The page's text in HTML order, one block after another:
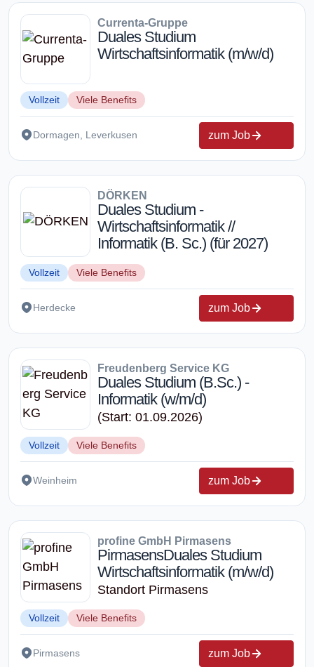
Currenta-Gruppe
Duales Studium
Wirtschaftsinformatik (m/w/d)
Vollzeit Viele Benefits
Dormagen, Leverkusen zum Job
DÖRKEN
Duales Studium -
Wirtschaftsinformatik //
Informatik (B. Sc.) (für 2027)
Vollzeit Viele Benefits
Herdecke zum Job
Freudenberg Service KG
Duales Studium (B.Sc.) -
Informatik (w/m/d)
(Start: 01.09.2026)
Vollzeit Viele Benefits
Weinheim zum Job
profine GmbH Pirmasens
PirmasensDuales Studium
Wirtschafts­informatik (m/w/d)
Standort Pirmasens
Vollzeit Viele Benefits
Pirmasens zum Job